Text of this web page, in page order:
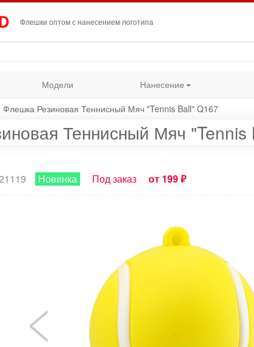
Флешки оптом с нанесением логотипа
Модели Нанесение
Флешка Резиновая Теннисный Мяч "Tennis Ball" Q167
Теннисный Мяч "Tennis
Новинка Под заказ от 199 ₽